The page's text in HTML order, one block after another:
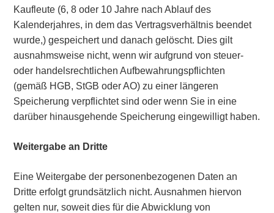
Kaufleute (6, 8 oder 10 Jahre nach Ablauf des
Kalenderjahres, in dem das Vertragsverhältnis beendet
wurde,) gespeichert und danach gelöscht. Dies gilt
ausnahmsweise nicht, wenn wir aufgrund von steuer-
oder handelsrechtlichen Aufbewahrungspflichten
(gemäß HGB, StGB oder AO) zu einer längeren
Speicherung verpflichtet sind oder wenn Sie in eine
darüber hinausgehende Speicherung eingewilligt haben.
Weitergabe an Dritte
Eine Weitergabe der personenbezogenen Daten an
Dritte erfolgt grundsätzlich nicht. Ausnahmen hiervon
gelten nur, soweit dies für die Abwicklung von